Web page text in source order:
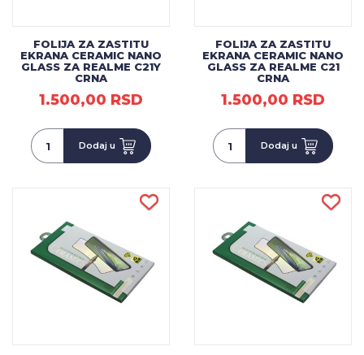
FOLIJA ZA ZASTITU
EKRANA CERAMIC NANO
GLASS ZA REALME C21Y
CRNA
1.500,00 RSD
Dodaj u
FOLIJA ZA ZASTITU
EKRANA CERAMIC NANO
GLASS ZA REALME C21
CRNA
1.500,00 RSD
Dodaj u